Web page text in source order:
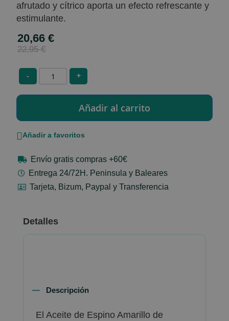
afrutado y cítrico aporta un efecto refrescante y
estimulante.
Special
Price
20,66 €
22,95 €
- +
Añadir a favoritos
Envío gratis compras +60€
Entrega 24/72H. Peninsula y Baleares
Tarjeta, Bizum, Paypal y Transferencia
Detalles
Descripción
El Aceite de Espino Amarillo de